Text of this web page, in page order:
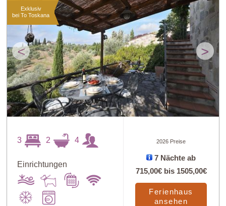
< >
Exklusiv
bei To Toskana
3 2 4
Einrichtungen
2026 Preise
7 Nächte ab
715,00€bis 1505,00€
Ferienhaus
ansehen